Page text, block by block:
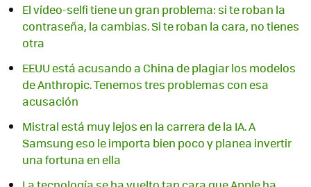
El vídeo-selfi tiene un gran problema: si te roban la
contraseña, la cambias. Si te roban la cara, no tienes
otra
EEUU está acusando a China de plagiar los modelos
de Anthropic. Tenemos tres problemas con esa
acusación
Mistral está muy lejos en la carrera de la IA. A
Samsung eso le importa bien poco y planea invertir
una fortuna en ella